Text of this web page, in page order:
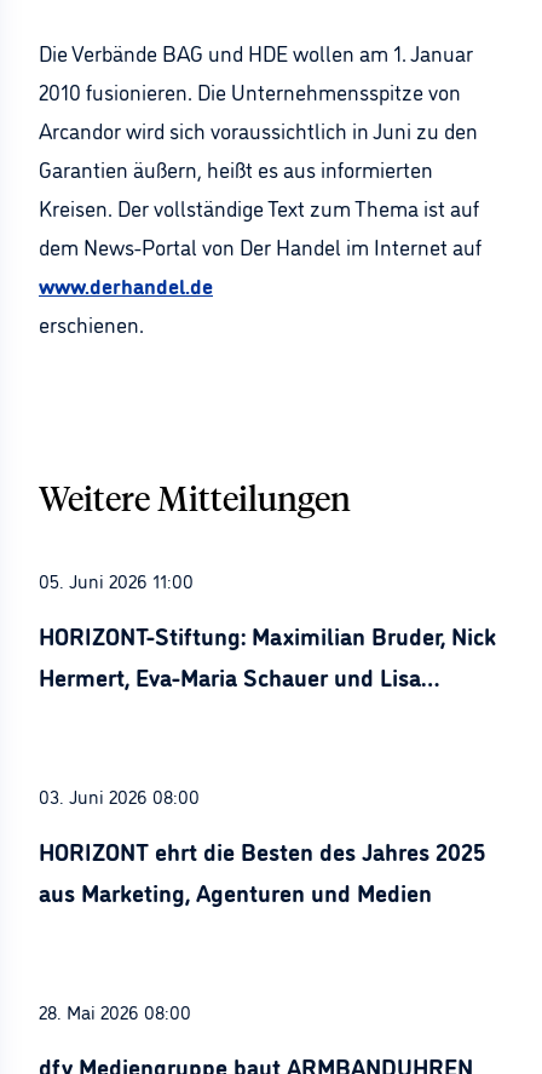
Die Verbände BAG und HDE wollen am 1. Januar
2010 fusionieren. Die Unternehmensspitze von
Arcandor wird sich voraussichtlich in Juni zu den
Garantien äußern, heißt es aus informierten
Kreisen. Der vollständige Text zum Thema ist auf
dem News-Portal von Der Handel im Internet auf
www.derhandel.de
erschienen.
Weitere Mitteilungen
05. Juni 2026 11:00
HORIZONT-Stiftung: Maximilian Bruder, Nick
Hermert, Eva-Maria Schauer und Lisa
03. Juni 2026 08:00
HORIZONT ehrt die Besten des Jahres 2025
aus Marketing, Agenturen und Medien
28. Mai 2026 08:00
dfv Mediengruppe baut ARMBANDUHREN